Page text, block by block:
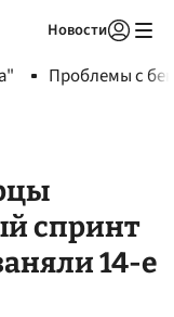
Новости
Проблемы с
спринт
14-е